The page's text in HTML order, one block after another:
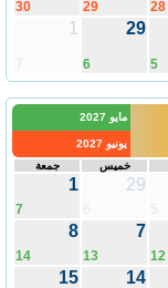
28
29
30
5
29
6
1
7
مايو 2027
يونيو 2027
خميس جمعة
5
29
6
1
7
12
7
13
8
14
14
15